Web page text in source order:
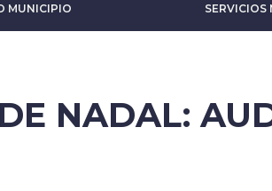
MUNICIPIO SERVICIOS
NADAL: